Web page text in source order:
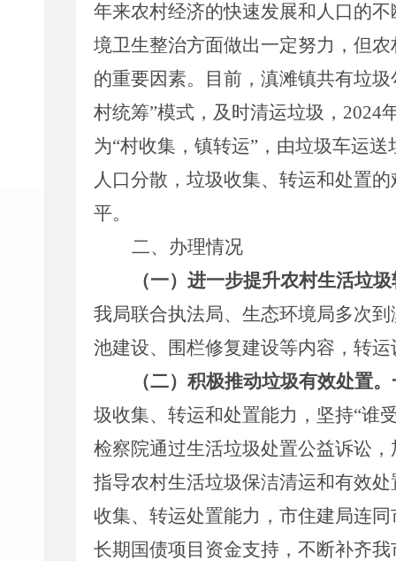
年来农村经济的快速发展和人口的
境卫生整治方面做出一定努力，但
的重要因素。目前，滇滩镇共有垃圾
村统筹”模式，及时清运垃圾， 2024
为“村收集，镇转运”，由垃圾车运
人口分散，垃圾收集、转运和处置
平。
二、办理情况
（一）进一步提升农村生活垃
我局联合执法局、生态环境局多次
池建设、围栏修复建设等内容，转
（二）积极推动垃圾有效处置
圾收集、转运和处置能力，坚持“谁
检察院通过生活垃圾处置公益诉讼
指导农村生活垃圾保洁清运和有效
收集、转运处置能力，市住建局连
长期国债项目资金支持，不断补齐